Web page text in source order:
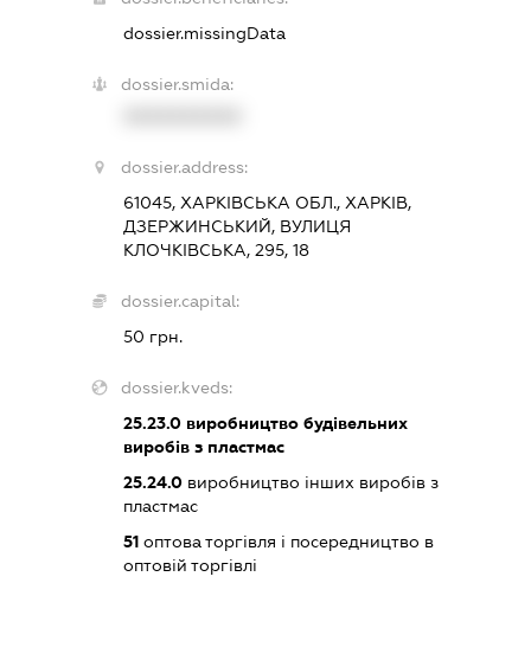
dossier.missingData
dossier.smida:
dossier.address:
61045, ХАРКІВСЬКА ОБЛ., ХАРКІВ,
ДЗЕРЖИНСЬКИЙ, ВУЛИЦЯ
КЛОЧКІВСЬКА, 295, 18
dossier.capital:
50 грн.
dossier.kveds:
25.23.0 виробництво будівельних
виробів з пластмас
25.24.0 виробництво інших виробів з
пластмас
51 оптова торгівля і посередництво в
оптовій торгівлі